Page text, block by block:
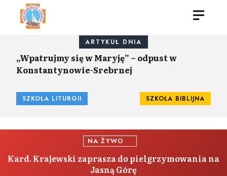
ARTYKUŁ DNIA
„Wpatrujmy się w Maryję” – odpust w
Konstantynowie-Srebrnej
SZKOŁA LITURGII SZKOŁA BIBLIJNA
NA ŻYWO
Kard. Krajewski zaprasza do pielgrzymowania na
Jasną Górę